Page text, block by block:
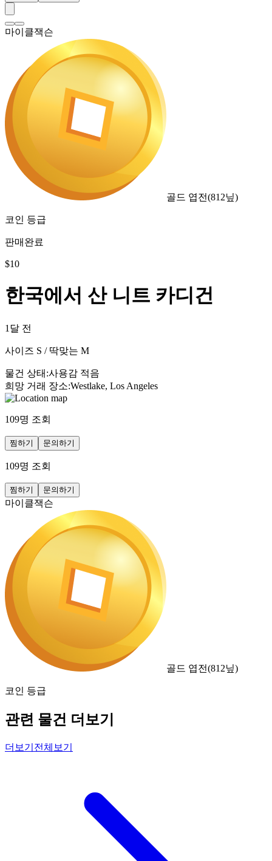
마이클잭슨
골드 엽전(812닢)
코인 등급
판매완료
$10
한국에서 산 니트 카디건
1달 전
사이즈 S / 딱맞는 M
물건 상태 :사용감 적음
희망 거래 장소:Westlake, Los Angeles
109명 조회
찜하기 문의하기
109명 조회
찜하기 문의하기
마이클잭슨
골드 엽전(812닢)
코인 등급
관련 물건 더보기
더보기 전체보기